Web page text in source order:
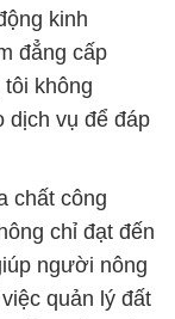
kinh
đẳng cấp
không
dịch vụ để đáp
chất công
chỉ đạt đến
người nông
quản lý đất